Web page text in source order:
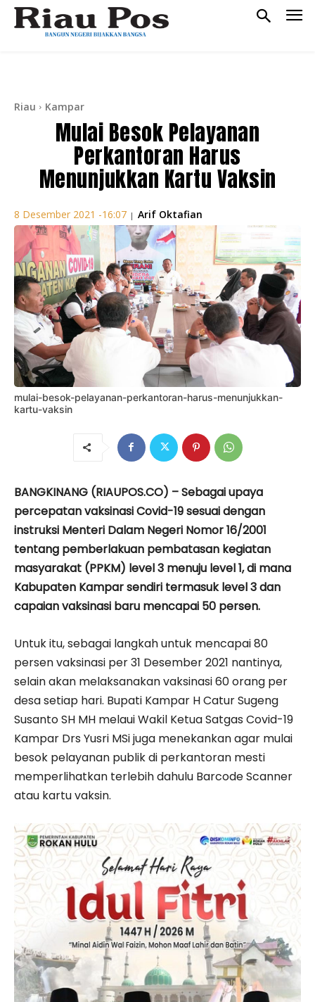
Riau Kampar
Mulai Besok Pelayanan
Perkantoran Harus
Menunjukkan Kartu Vaksin
8 Desember 2021 -16:07 | Arif Oktafian
mulai-besok-pelayanan-perkantoran-harus-menunjukkan-
kartu-vaksin
BANGKINANG (RIAUPOS.CO) – Sebagai upaya
percepatan vaksinasi Covid-19 sesuai dengan
instruksi Menteri Dalam Negeri Nomor 16/2001
tentang pemberlakuan pembatasan kegiatan
masyarakat (PPKM) level 3 menuju level 1, di mana
Kabupaten Kampar sendiri termasuk level 3 dan
capaian vaksinasi baru mencapai 50 persen.
Untuk itu, sebagai langkah untuk mencapai 80
persen vaksinasi per 31 Desember 2021 nantinya,
selain akan melaksanakan vaksinasi 60 orang per
desa setiap hari. Bupati Kampar H Catur Sugeng
Susanto SH MH melaui Wakil Ketua Satgas Covid-19
Kampar Drs Yusri MSi juga menekankan agar mulai
besok pelayanan publik di perkantoran mesti
memperlihatkan terlebih dahulu Barcode Scanner
atau kartu vaksin.